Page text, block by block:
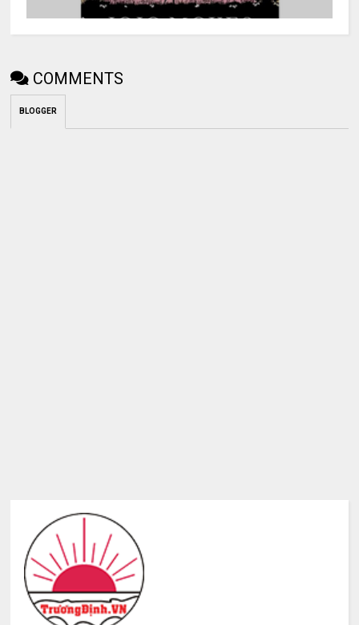
COMMENTS
BLOGGER